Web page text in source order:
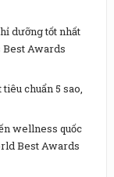
dưỡng tốt nhất
Awards
chuẩn 5 sao,
wellness quốc
Best Awards